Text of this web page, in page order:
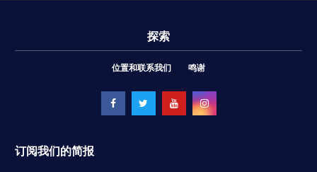
探索
位置和联系我们 鸣谢
订阅我们的简报